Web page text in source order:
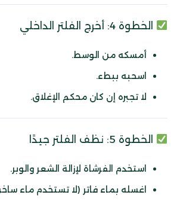
الخطوة 4: أخرج الفلتر الداخلي
أمسكه من الوسط.
اسحبه ببطء.
لا تجبره إن كان محكم الإغلاق.
الخطوة 5: نظف الفلتر جيدًا
استخدم الفرشاة لإزالة الشعر والوبر.
اغسله بماء فاتر (لا تستخدم ماء